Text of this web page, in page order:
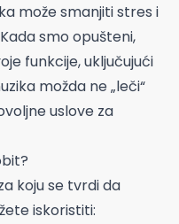
može smanjiti stres i
smo opušteni,
funkcije, uključujući
možda ne „leči“
uslove za
koju se tvrdi da
iskoristiti: